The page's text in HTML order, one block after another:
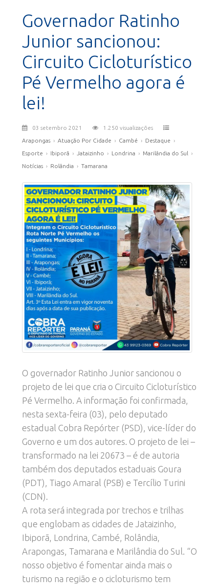
Governador Ratinho
Junior sancionou:
Circuito Cicloturístico
Pé Vermelho agora é
lei!
03 setembro 2021
1.250 visualizações
Arapongas › Atuação Por Cidade › Cambé › Destaque ›
Esporte › Ibiporã › Jataizinho › Londrina › Marilândia do Sul ›
Notícias › Rolândia › Tamarana
O governador Ratinho Junior sancionou o
projeto de lei que cria o Circuito Cicloturístico
Pé Vermelho. A informação foi confirmada,
nesta sexta-feira (03), pelo deputado
estadual Cobra Repórter (PSD), vice-líder do
Governo e um dos autores. O projeto de lei –
transformado na lei 20673 – é de autoria
também dos deputados estaduais Goura
(PDT), Tiago Amaral (PSB) e Tercílio Turini
(CDN).
A rota será integrada por trechos e trilhas
que englobam as cidades de Jataizinho,
Ibiporã, Londrina, Cambé, Rolândia,
Arapongas, Tamarana e Marilândia do Sul. “O
nosso objetivo é fomentar ainda mais o
turismo na região e o cicloturismo tem